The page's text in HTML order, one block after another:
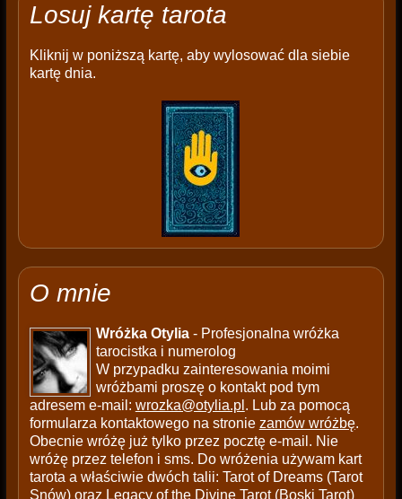
Losuj kartę tarota
Kliknij w poniższą kartę, aby wylosować dla siebie
kartę dnia.
O mnie
Wróżka Otylia- Profesjonalna wróżka
tarocistka i numerolog
W przypadku zainteresowania moimi
wróżbami proszę o kontakt pod tym
adresem e-mail: wrozka@otylia.pl . Lub za pomocą
formularza kontaktowego na stronie zamów wróżbę.
Obecnie wróżę już tylko przez pocztę e-mail. Nie
wróżę przez telefon i sms. Do wróżenia używam kart
tarota a właściwie dwóch talii: Tarot of Dreams (Tarot
Snów) oraz Legacy of the Divine Tarot (Boski Tarot)